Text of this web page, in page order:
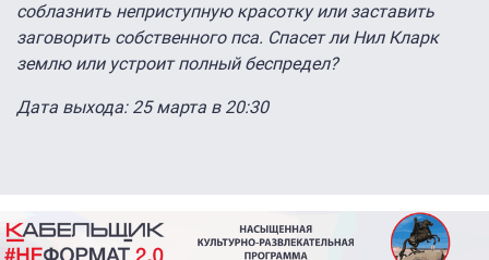
соблазнить неприступную красотку или заставить
заговорить собственного пса. Спасет ли Нил Кларк
землю или устроит полный беспредел?
Дата выхода: 25 марта в 20:30